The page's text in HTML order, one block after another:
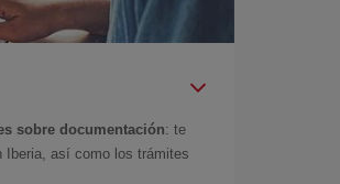
sobre documentación: te
Iberia, así como los trámites